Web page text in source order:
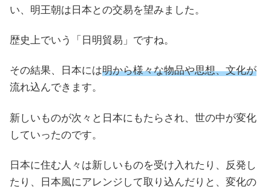
い、明王朝は日本との交易を望みました。
歴史上でいう「日明貿易」ですね。
その結果、日本には明から様々な物品や思想、文化が
流れ込んできます。
新しいものが次々と日本にもたらされ、世の中が変化
していったのです。
日本に住む人々は新しいものを受け入れたり、反発し
たり、日本風にアレンジして取り込んだりと、変化の